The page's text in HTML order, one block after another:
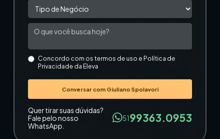
Concordo com os termos de uso e Política de
Privacidade da Eleva
5199363.0953
Quer tirar suas dúvidas?
Fale pelo nosso
WhatsApp.